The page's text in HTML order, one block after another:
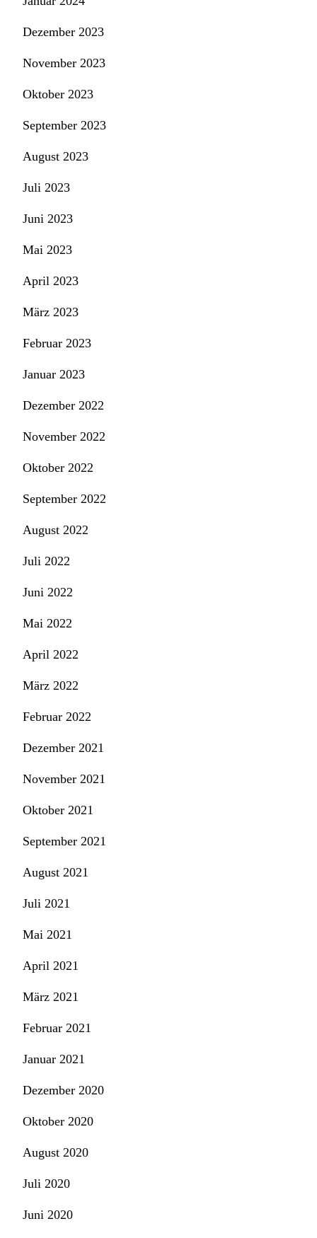
Dezember 2023
November 2023
Oktober 2023
September 2023
August 2023
Juli 2023
Juni 2023
Mai 2023
April 2023
März 2023
Februar 2023
Januar 2023
Dezember 2022
November 2022
Oktober 2022
September 2022
August 2022
Juli 2022
Juni 2022
Mai 2022
April 2022
März 2022
Februar 2022
Dezember 2021
November 2021
Oktober 2021
September 2021
August 2021
Juli 2021
Mai 2021
April 2021
März 2021
Februar 2021
Januar 2021
Dezember 2020
Oktober 2020
August 2020
Juli 2020
Juni 2020